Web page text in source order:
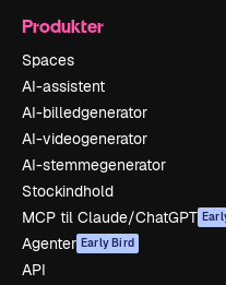
Produkter
Spaces
AI-assistent
AI-billedgenerator
AI-videogenerator
AI-stemmegenerator
Stockindhold
MCP til Claude/ChatGPT
Agenter Early Bird
API